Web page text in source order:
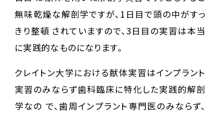
無味乾燥な解剖学ですが、1日目で頭の中がすっ
きり整頓 されていますので、3日目の実習は本当
に実践的なものになります。
クレイトン大学における献体実習はインプラント
実習のみならず歯科臨床に特化した実践的解剖
学なの で、歯周インプラント専門医のみならず、